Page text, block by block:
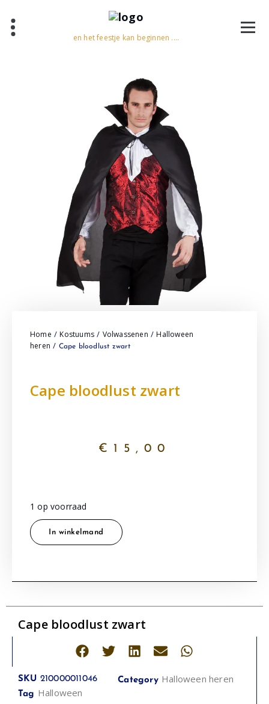
en het feestje kan beginnen ....
Home / Kostuums / Volwassenen / Halloween
heren / Cape bloodlust zwart
Cape bloodlust zwart
€ 15,00
1 op voorraad
In winkelmand
Cape bloodlust zwart
SKU 210000011046 Category Halloween heren
Tag Halloween